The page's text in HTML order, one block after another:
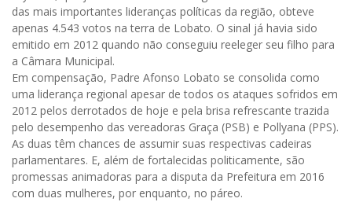
das mais importantes lideranças políticas da região, obteve
apenas 4.543 votos na terra de Lobato. O sinal já havia sido
emitido em 2012 quando não conseguiu reeleger seu filho para
a Câmara Municipal.
Em compensação, Padre Afonso Lobato se consolida como
uma liderança regional apesar de todos os ataques sofridos em
2012 pelos derrotados de hoje e pela brisa refrescante trazida
pelo desempenho das vereadoras Graça (PSB) e Pollyana (PPS).
As duas têm chances de assumir suas respectivas cadeiras
parlamentares. E, além de fortalecidas politicamente, são
promessas animadoras para a disputa da Prefeitura em 2016
com duas mulheres, por enquanto, no páreo.